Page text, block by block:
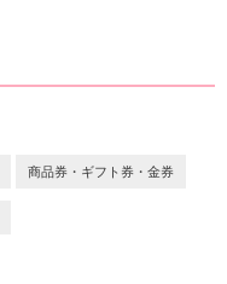
商品券・ギフト券・金券